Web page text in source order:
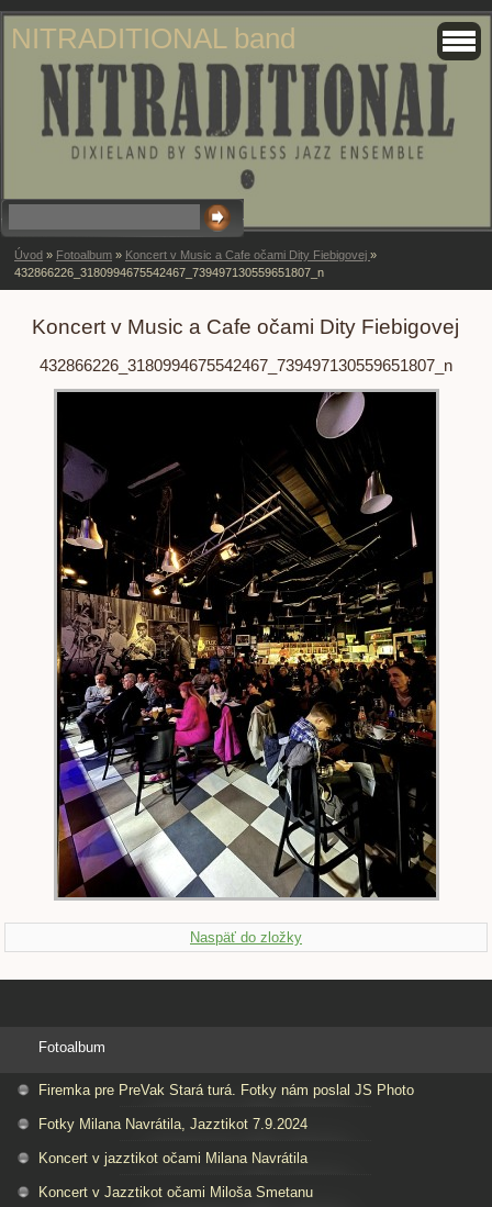
NITRADITIONAL band
Úvod » Fotoalbum » Koncert v Music a Cafe očami Dity Fiebigovej »
432866226_3180994675542467_739497130559651807_n
Koncert v Music a Cafe očami Dity Fiebigovej
432866226_3180994675542467_739497130559651807_n
Naspäť do zložky
Fotoalbum
Firemka pre PreVak Stará turá. Fotky nám poslal JS Photo
Fotky Milana Navrátila, Jazztikot 7.9.2024
Koncert v jazztikot očami Milana Navrátila
Koncert v Jazztikot očami Miloša Smetanu